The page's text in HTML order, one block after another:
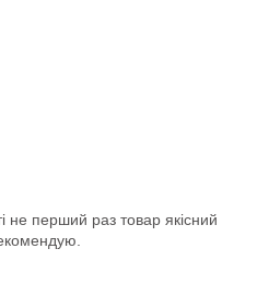
перший раз товар якісний